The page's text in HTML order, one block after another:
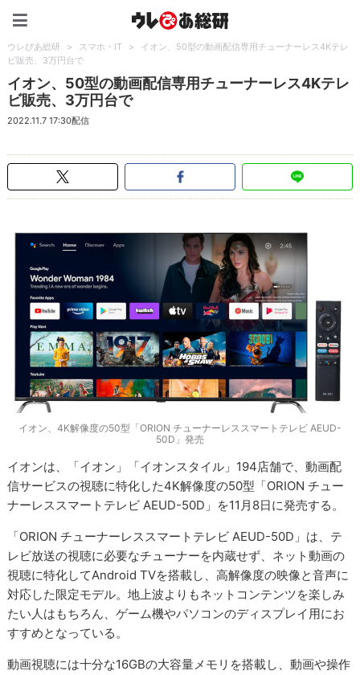
ウレぴあ総研 > スマホ・IT >
イオン、50型の動画配信専用チューナーレス4Kテレ
ビ販売、3万円台で
イオン、50型の動画配信専用チューナーレス4Kテレ
ビ販売、3万円台で
2022.11.7 17:30配信
イオン、4K解像度の50型「ORION チューナーレススマートテレビ AEUD-
50D」発売
イオンは、「イオン」「イオンスタイル」194店舗で、動画配
信サービスの視聴に特化した4K解像度の50型「ORION チュー
ナーレススマートテレビ AEUD-50D」を11月8日に発売する。
「ORION チューナーレススマートテレビ AEUD-50D」は、テ
レビ放送の視聴に必要なチューナーを内蔵せず、ネット動画の
視聴に特化してAndroid TVを搭載し、高解像度の映像と音声に
対応した限定モデル。地上波よりもネットコンテンツを楽しみ
たい人はもちろん、ゲーム機やパソコンのディスプレイ用にお
すすめとなっている。
動画視聴には十分な16GBの大容量メモリを搭載し、動画や操作